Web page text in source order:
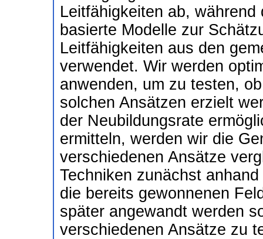
Leitfähigkeiten ab,
basierte Modelle zur
Leitfähigkeiten aus den
verwendet. Wir werden
anwenden, um zu testen,
solchen Ansätzen erzielt
der Neubildungsrate
ermitteln, werden wir die
verschiedenen Ansätze
Techniken zunächst
die bereits gewonnenen
später angewandt werden
verschiedenen Ansätze zu